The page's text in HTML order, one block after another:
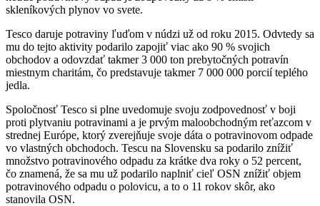
skleníkových plynov vo svete.
Tesco daruje potraviny ľuďom v núdzi už od roku 2015. Odvtedy sa
mu do tejto aktivity podarilo zapojiť viac ako 90 % svojich
obchodov a odovzdať takmer 3 000 ton prebytočných potravín
miestnym charitám, čo predstavuje takmer 7 000 000 porcií teplého
jedla.
Spoločnosť Tesco si plne uvedomuje svoju zodpovednosť v boji
proti plytvaniu potravinami a je prvým maloobchodným reťazcom v
strednej Európe, ktorý zverejňuje svoje dáta o potravinovom odpade
vo vlastných obchodoch. Tescu na Slovensku sa podarilo znížiť
množstvo potravinového odpadu za krátke dva roky o 52 percent,
čo znamená, že sa mu už podarilo naplniť cieľ OSN znížiť objem
potravinového odpadu o polovicu, a to o 11 rokov skôr, ako
stanovila OSN.